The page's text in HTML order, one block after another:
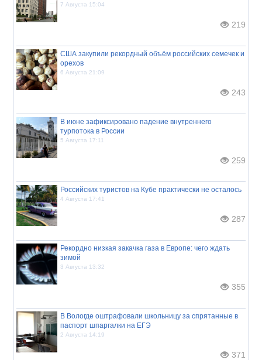
7 Августа 15:04
219
США закупили рекордный объём российских семечек и
орехов
6 Августа 21:09
243
В июне зафиксировано падение внутреннего
турпотока в России
5 Августа 17:11
259
Российских туристов на Кубе практически не осталось
4 Августа 17:41
287
Рекордно низкая закачка газа в Европе: чего ждать
зимой
3 Августа 13:32
355
В Вологде оштрафовали школьницу за спрятанные в
паспорт шпаргалки на ЕГЭ
2 Августа 14:19
371